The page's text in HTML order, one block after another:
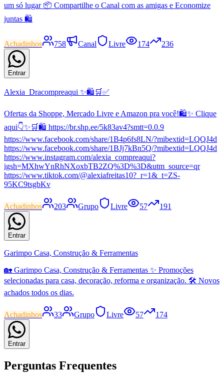
um só lugar 📦 Compartilhe o Canal com as amigas e Economize
juntas 🛍
Achadinhos 758 Canal Livre 174 236
Entrar
Alexia_Dracompreaqui ✨🛍️🛒✅
Ofertas da Shoppe, Mercado Livre e Amazon pra você!🛍️✨ Clique
aqui👇✨🛒🛍️ https://br.shp.ee/5k83av4?smtt=0.0.9
https://www.facebook.com/share/1B4p6fs8LN/?mibextid=LQQJ4d
https://www.facebook.com/share/1BJj7kBn5Q/?mibextid=LQQJ4d
https://www.instagram.com/alexia_compreaqui?
igsh=MXhwYnRhNXoxbTB2ZQ%3D%3D&utm_source=qr
https://www.tiktok.com/@alexiafreitas10?_r=1&_t=ZS-
95KC9tsgbKv
Achadinhos 203 Grupo Livre 57 191
Entrar
Garimpo Casa, Construção & Ferramentas
🏡 Garimpo Casa, Construção & Ferramentas ✨ Promoções
selecionadas para casa, decoração, reforma e organização. 🛠️ Novos
achados todos os dias.
Achadinhos 33 Grupo Livre 57 174
Entrar
Perguntas Frequentes